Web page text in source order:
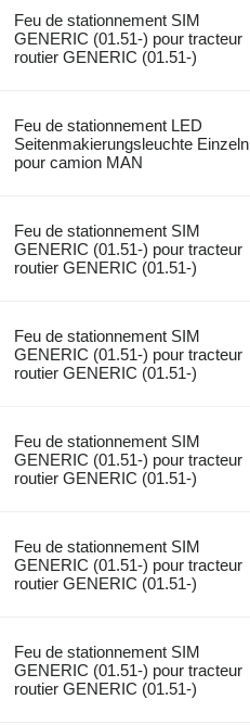
Feu de stationnement SIM
GENERIC (01.51-) pour tracteur
routier GENERIC (01.51-)
Feu de stationnement LED
Seitenmakierungsleuchte Einzeln
pour camion MAN
Feu de stationnement SIM
GENERIC (01.51-) pour tracteur
routier GENERIC (01.51-)
Feu de stationnement SIM
GENERIC (01.51-) pour tracteur
routier GENERIC (01.51-)
Feu de stationnement SIM
GENERIC (01.51-) pour tracteur
routier GENERIC (01.51-)
Feu de stationnement SIM
GENERIC (01.51-) pour tracteur
routier GENERIC (01.51-)
Feu de stationnement SIM
GENERIC (01.51-) pour tracteur
routier GENERIC (01.51-)